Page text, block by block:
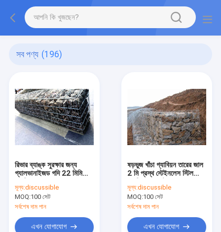
সব পণ্য (196)
রিভার ব্যাঙ্ক সুরক্ষার জন্য
গ্যালভানাইজড গদি 22 মিমি
মূল্য:discussible
MOQ:100 সেট
সর্বশেষ দাম পান
এখন যোগাযোগ
ষড়ভুজ খাঁচা গ্যাবিয়ন তারের জাল
2 মি প্রস্থ স্টেইনলেস স্টিল
মূল্য:discussible
MOQ:100 সেট
সর্বশেষ দাম পান
এখন যোগাযোগ